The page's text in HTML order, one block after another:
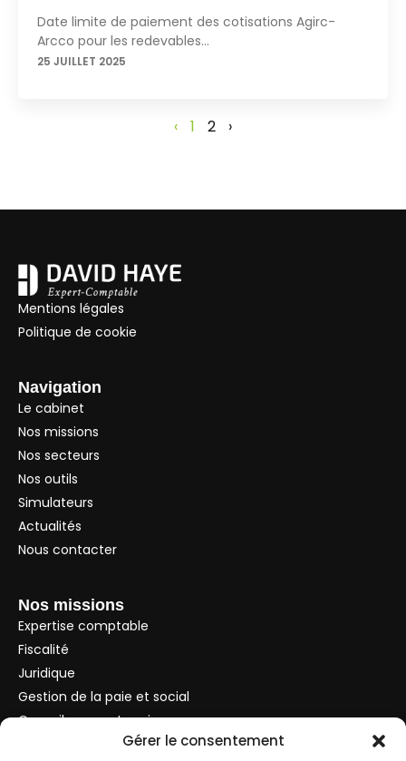
Gérer le consentement
Date limite de paiement des cotisations Agirc-
Arcco pour les redevables…
25 JUILLET 2025
‹ 1 2 ›
Mentions légales
Politique de cookie
Navigation
Le cabinet
Nos missions
Nos secteurs
Nos outils
Simulateurs
Actualités
Nous contacter
Nos missions
Expertise comptable
Fiscalité
Juridique
Gestion de la paie et social
Conseils aux entreprises